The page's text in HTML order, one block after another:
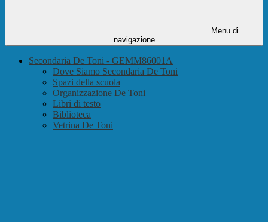
Menu di
navigazione
Secondaria De Toni - GEMM86001A
Dove Siamo Secondaria De Toni
Spazi della scuola
Organizzazione De Toni
Libri di testo
Biblioteca
Vetrina De Toni